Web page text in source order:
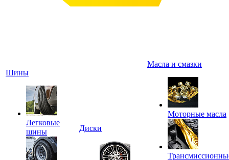
Шины
Легковые
шины
Диски
Масла и смазки
Моторные масла